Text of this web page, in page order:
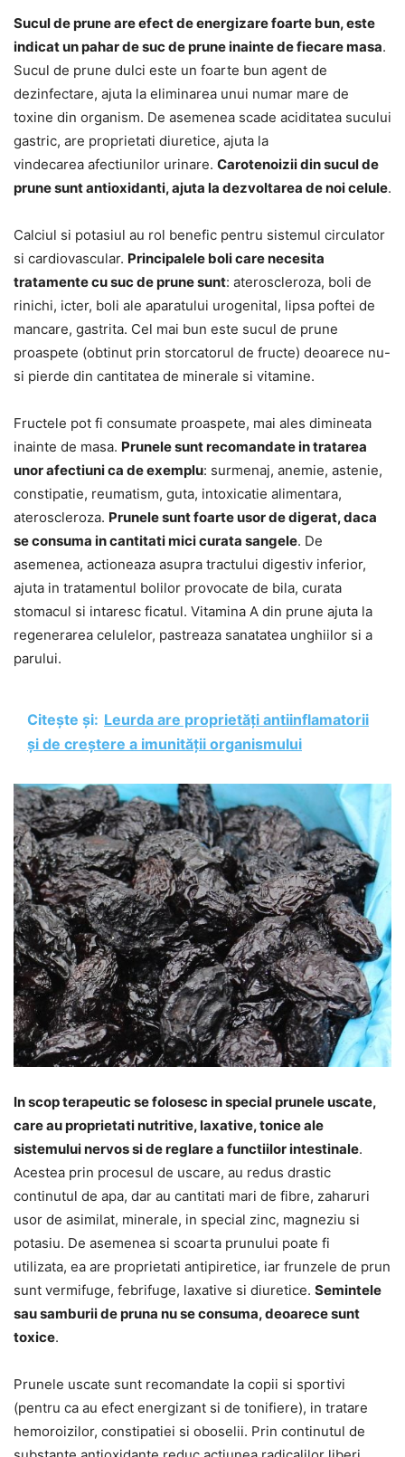
Sucul de prune are efect de energizare foarte bun, este
indicat un pahar de suc de prune inainte de fiecare masa.
Sucul de prune dulci este un foarte bun agent de
dezinfectare, ajuta la eliminarea unui numar mare de
toxine din organism. De asemenea scade aciditatea sucului
gastric, are proprietati diuretice, ajuta la
vindecarea afectiunilor urinare. Carotenoizii din sucul de
prune sunt antioxidanti, ajuta la dezvoltarea de noi celule.
Calciul si potasiul au rol benefic pentru sistemul circulator
si cardiovascular. Principalele boli care necesita
tratamente cu suc de prune sunt: ateroscleroza, boli de
rinichi, icter, boli ale aparatului urogenital, lipsa poftei de
mancare, gastrita. Cel mai bun este sucul de prune
proaspete (obtinut prin storcatorul de fructe) deoarece nu-
si pierde din cantitatea de minerale si vitamine.
Fructele pot fi consumate proaspete, mai ales dimineata
inainte de masa. Prunele sunt recomandate in tratarea
unor afectiuni ca de exemplu: surmenaj, anemie, astenie,
constipatie, reumatism, guta, intoxicatie alimentara,
ateroscleroza. Prunele sunt foarte usor de digerat, daca
se consuma in cantitati mici curata sangele. De
asemenea, actioneaza asupra tractului digestiv inferior,
ajuta in tratamentul bolilor provocate de bila, curata
stomacul si intaresc ficatul. Vitamina A din prune ajuta la
regenerarea celulelor, pastreaza sanatatea unghiilor si a
parului.
Citește și: Leurda are proprietăți antiinflamatorii
și de creștere a imunității organismului
In scop terapeutic se folosesc in special prunele uscate,
care au proprietati nutritive, laxative, tonice ale
sistemului nervos si de reglare a functiilor intestinale.
Acestea prin procesul de uscare, au redus drastic
continutul de apa, dar au cantitati mari de fibre, zaharuri
usor de asimilat, minerale, in special zinc, magneziu si
potasiu. De asemenea si scoarta prunului poate fi
utilizata, ea are proprietati antipiretice, iar frunzele de prun
sunt vermifuge, febrifuge, laxative si diuretice. Semintele
sau samburii de pruna nu se consuma, deoarece sunt
toxice.
Prunele uscate sunt recomandate la copii si sportivi
(pentru ca au efect energizant si de tonifiere), in tratare
hemoroizilor, constipatiei si oboselii. Prin continutul de